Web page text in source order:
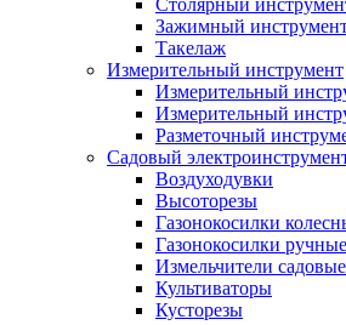
Столярный
Зажимный
Такелаж
Измерительный инструмент
Измерительный
Измерительный
Разметочный
Садовый
Воздуходувки
Высоторезы
Газонокосилки
Газонокосилки
Измельчители садовые
Культиваторы
Кусторезы